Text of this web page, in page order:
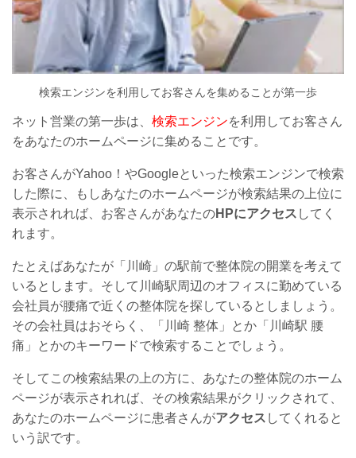
検索エンジンを利用してお客さんを集めることが第一歩
ネット営業の第一歩は、 検索エンジンを利用してお客さん
をあなたのホームページに集めることです。
お客さんがYahoo！やGoogleといった検索エンジンで検索
した際に、もしあなたのホームページが検索結果の上位に
表示されれば、お客さんがあなたのHPにアクセス してく
れます。
たとえばあなたが「川崎」の駅前で整体院の開業を考えて
いるとします。そして川崎駅周辺のオフィスに勤めている
会社員が腰痛で近くの整体院を探しているとしましょう。
その会社員はおそらく、「川崎 整体」とか「川崎駅 腰
痛」とかのキーワードで検索することでしょう。
そしてこの検索結果の上の方に、あなたの整体院のホーム
ページが表示されれば、その検索結果がクリックされて、
あなたのホームページに患者さんがアクセス してくれると
いう訳です。